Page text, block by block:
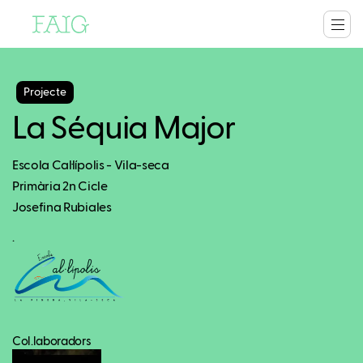
Projecte
La Séquia Major
Escola Cal·lípolis - Vila-seca
Primària 2n Cicle
Josefina Rubiales
.
Col.laboradors